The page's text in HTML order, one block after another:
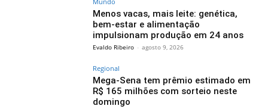
Menos vacas, mais leite: genética,
bem-estar e alimentação
impulsionam produção em 24 anos
Evaldo Ribeiro - agosto 9, 2026
Regional
Mega-Sena tem prêmio estimado em
R$ 165 milhões com sorteio neste
domingo